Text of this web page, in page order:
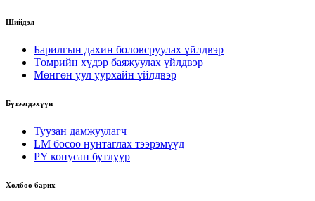
Шийдэл
Барилгын дахин боловсруулах үйлдвэр
Төмрийн хүдэр баяжуулах үйлдвэр
Мөнгөн уул уурхайн үйлдвэр
Бүтээгдэхүүн
Туузан дамжуулагч
LM босоо нунтаглах тээрэмүүд
PY конусан бутлуур
Холбоо барих